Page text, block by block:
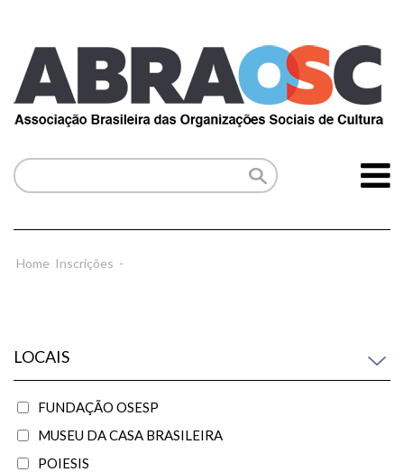
Home Inscrições -
LOCAIS
FUNDAÇÃO OSESP
MUSEU DA CASA BRASILEIRA
POIESIS